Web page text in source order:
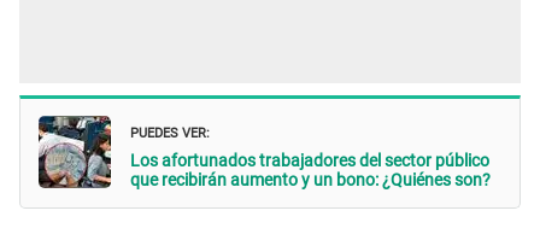
PUEDES VER:
Los afortunados trabajadores del sector público
que recibirán aumento y un bono: ¿Quiénes son?